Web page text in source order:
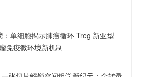
单细胞揭示肺癌循环 Treg 新亚型
免疫微环境新机制